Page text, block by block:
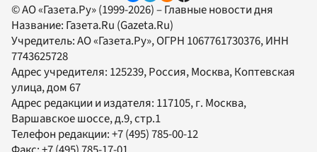
© АО «Газета.Ру» (1999-2026) – Главные новости дня
Название: Газета.Ru (Gazeta.Ru)
Учредитель:АО «Газета.Ру», ОГРН 1067761730376, ИНН
7743625728
Адрес учредителя: 125239, Россия, Москва, Коптевская
улица, дом 67
Адрес редакции и издателя: 117105, г. Москва,
Варшавское шоссе, д.9, стр.1
Телефон редакции:+7 (495) 785-00-12